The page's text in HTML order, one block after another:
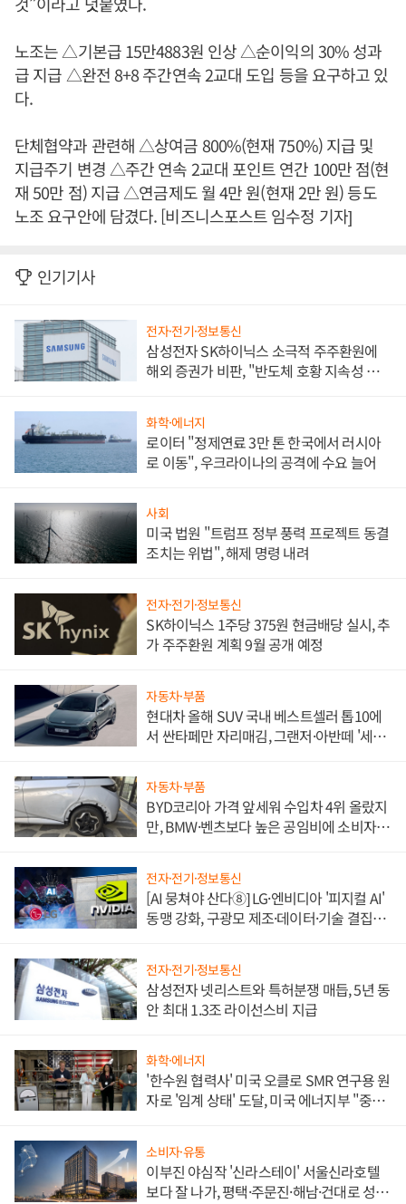
노조는 △기본급 15만4883원 인상 △순이익의 30% 성과
급 지급 △완전 8+8 주간연속 2교대 도입 등을 요구하고 있
다.
단체협약과 관련해 △상여금 800%(현재 750%) 지급 및
지급주기 변경 △주간 연속 2교대 포인트 연간 100만 점(현
재 50만 점) 지급 △연금제도 월 4만 원(현재 2만 원) 등도
노조 요구안에 담겼다. [비즈니스포스트 임수정 기자]
인기기사
전자·전기·정보통신
삼성전자 SK하이닉스 소극적 주주환원에
해외 증권가 비판, "반도체 호황 지속성 의
화학·에너지
로이터 "정제연료 3만 톤 한국에서 러시아
로 이동", 우크라이나의 공격에 수요 늘어
사회
미국 법원 "트럼프 정부 풍력 프로젝트 동결
조치는 위법", 해제 명령 내려
전자·전기·정보통신
SK하이닉스 1주당 375원 현금배당 실시, 추
가 주주환원 계획 9월 공개 예정
자동차·부품
현대차 올해 SUV 국내 베스트셀러 톱10에
서 싼타페만 자리매김, 그랜저·아반떼 '세단
자동차·부품
BYD코리아 가격 앞세워 수입차 4위 올랐지
만, BMW·벤츠보다 높은 공임비에 소비자
전자·전기·정보통신
[AI 뭉쳐야 산다⑧] LG·엔비디아 '피지컬 AI'
동맹 강화, 구광모 제조·데이터·기술 결집
전자·전기·정보통신
삼성전자 넷리스트와 특허분쟁 매듭, 5년 동
안 최대 1.3조 라이선스비 지급
화학·에너지
'한수원 협력사' 미국 오클로 SMR 연구용 원
자로 '임계 상태' 도달, 미국 에너지부 "중요
소비자·유통
이부진 야심작 '신라스테이' 서울신라호텔
보다 잘 나가, 평택·주문진·해남·건대로 성